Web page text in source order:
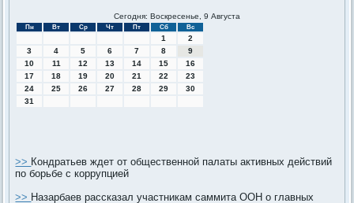
Сегодня: Воскресенье, 9 Августа
Пн Вт Ср Чт Пт Сб Вс
1
2
3
4 5 6 7 8
9
10
11 12 13 14 15
16
17
18 19 20 21 22
23
24
25 26 27 28 29
30
31
>> Кондратьев ждет от общественной палаты активных действий
по борьбе с коррупцией
>> Назарбаев рассказал участникам саммита ООН о главных